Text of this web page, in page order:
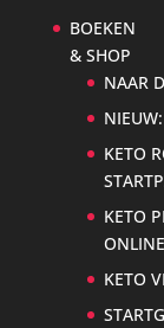
BOEKEN
& SHOP
NAAR
KETO
KETO
KETO